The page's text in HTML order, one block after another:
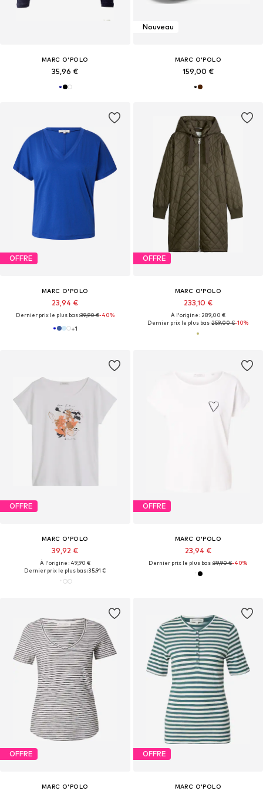
MARC O'POLO
35,96 €
Nouveau
MARC O'POLO
159,00 €
OFFRE
MARC O'POLO
23,94 €
Dernier prix le plus bas :39,90 €-40%
+1
OFFRE
MARC O'POLO
233,10 €
À l'origine : 289,00 €
Dernier prix le plus bas :259,00 €-10%
OFFRE
MARC O'POLO
39,92 €
À l'origine : 49,90 €
Dernier prix le plus bas :35,91 €
OFFRE
MARC O'POLO
23,94 €
Dernier prix le plus bas :39,90 €-40%
OFFRE
MARC O'POLO
OFFRE
MARC O'POLO